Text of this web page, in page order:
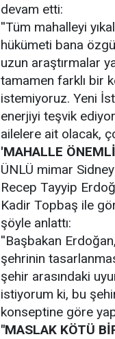
devam etti:
''Tüm mahalleyi
hükümeti bana
uzun araştırmalar
tamamen farklı bir
istemiyoruz. Yeni
enerjiyi teşvik
ailelere ait olacak,
'MAHALLE
ÜNLÜ mimar
Recep Tayyip
Kadir Topbaş ile
şöyle anlattı:
''Başbakan
şehrinin
şehir arasındaki
istiyorum ki, bu
konseptine göre
"MASLAK KÖTÜ